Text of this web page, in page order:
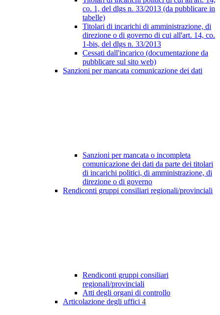
co. 1, del dlgs n. 33/2013 (da pubblicare in
tabelle)
Titolari di incarichi di amministrazione, di
direzione o di governo di cui all'art. 14, co.
1-bis, del dlgs n. 33/2013
Cessati dall'incarico (documentazione da
pubblicare sul sito web)
Sanzioni per mancata comunicazione dei dati
Sanzioni per mancata o incompleta
comunicazione dei dati da parte dei titolari
di incarichi politici, di amministrazione, di
direzione o di governo
Rendiconti gruppi consiliari regionali/provinciali
Rendiconti gruppi consiliari
regionali/provinciali
Atti degli organi di controllo
Articolazione degli uffici 4